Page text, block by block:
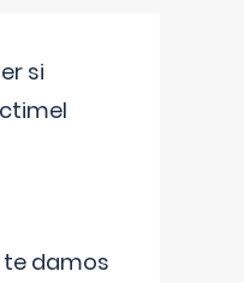
si
te damos